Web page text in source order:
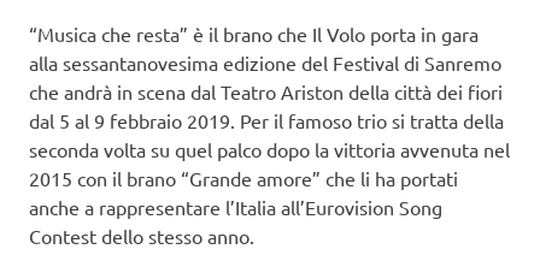
“Musica che resta” è il brano che Il Volo porta in gara
alla sessantanovesima edizione del Festival di Sanremo
che andrà in scena dal Teatro Ariston della città dei fiori
dal 5 al 9 febbraio 2019. Per il famoso trio si tratta della
seconda volta su quel palco dopo la vittoria avvenuta nel
2015 con il brano “Grande amore” che li ha portati
anche a rappresentare l’Italia all’Eurovision Song
Contest dello stesso anno.